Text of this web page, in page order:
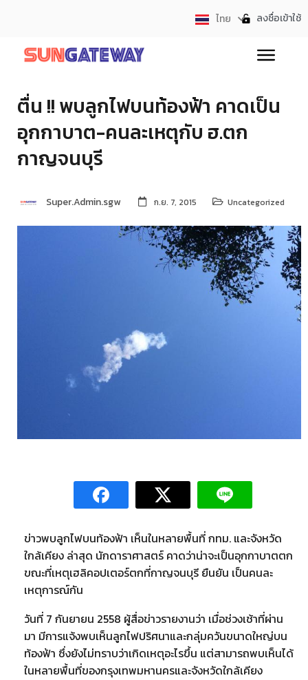
ไทย
English ลงชื่อเข้าใช้
ตื่น !! พบลูกไฟบนท้องฟ้า คาดเป็น
อุกกาบาต-คนละเหตุกับ ฮ.ตก
กาญจนบุรี
Super.Admin.sgw ก.ย. 7, 2015 Uncategorized
ข่าวพบลูกไฟบนท้องฟ้า เห็นในหลายพื้นที่ กทม. และจังหวัด
ใกล้เคียง ล่าสุด นักดาราศาสตร์ คาดว่าน่าจะเป็นอุกกาบาตตก
ขณะที่เหตุเฮลิคอปเตอร์ตกที่กาญจนบุรี ยืนยัน เป็นคนละ
เหตุการณ์กัน
วันที่ 7 กันยายน 2558 ผู้สื่อข่าวรายงานว่า เมื่อช่วงเช้าที่ผ่าน
มา มีการแจ้งพบเห็นลูกไฟปริศนาและกลุ่มควันขนาดใหญ่บน
ท้องฟ้า ซึ่งยังไม่ทราบว่าเกิดเหตุอะไรขึ้น แต่สามารถพบเห็นได้
ในหลายพื้นที่ของกรุงเทพมหานครและจังหวัดใกล้เคียง